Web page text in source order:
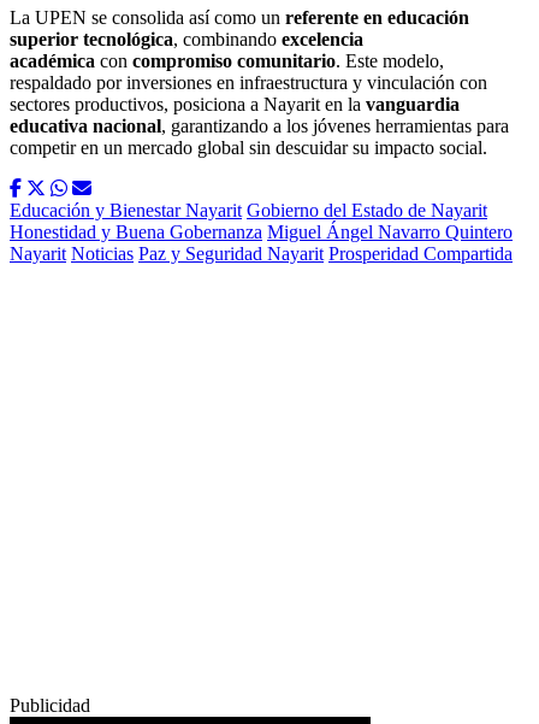
La UPEN se consolida así como un referente en educación
superior tecnológica, combinando excelencia
académica con compromiso comunitario. Este modelo,
respaldado por inversiones en infraestructura y vinculación con
sectores productivos, posiciona a Nayarit en la vanguardia
educativa nacional, garantizando a los jóvenes herramientas para
competir en un mercado global sin descuidar su impacto social.
Educación y Bienestar Nayarit Gobierno del Estado de Nayarit
Honestidad y Buena Gobernanza Miguel Ángel Navarro Quintero
Nayarit Noticias Paz y Seguridad Nayarit Prosperidad Compartida
Publicidad